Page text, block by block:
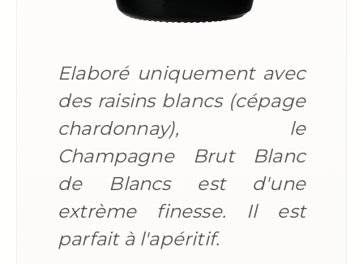
Elaboré uniquement avec
des raisins blancs (cépage
chardonnay), le
Champagne Brut Blanc
de Blancs est d'une
extrème finesse. Il est
parfait à l'apéritif.